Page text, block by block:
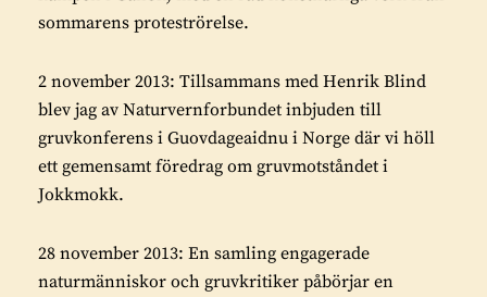
sommarens proteströrelse.
2 november 2013: Tillsammans med Henrik Blind
blev jag av Naturvernforbundet inbjuden till
gruvkonferens i Guovdageaidnu i Norge där vi höll
ett gemensamt föredrag om gruvmotståndet i
Jokkmokk.
28 november 2013: En samling engagerade
naturmänniskor och gruvkritiker påbörjar en